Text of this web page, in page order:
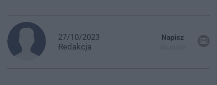
27/10/2023
Redakcja
Napisz